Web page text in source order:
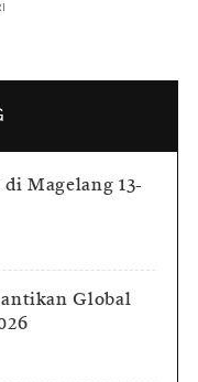
Magelang 13-
Global